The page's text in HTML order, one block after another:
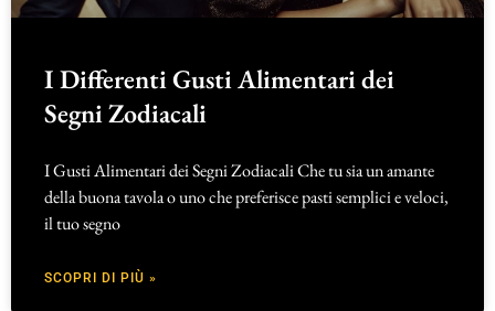
I Differenti Gusti Alimentari dei
Segni Zodiacali
I Gusti Alimentari dei Segni Zodiacali Che tu sia un amante
della buona tavola o uno che preferisce pasti semplici e veloci,
il tuo segno
SCOPRI DI PIÙ »